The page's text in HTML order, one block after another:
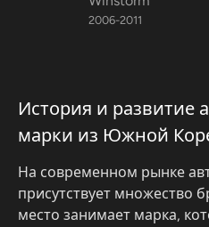
2006-2011
История и развитие
марки из Южной
На современном рынке
присутствует множество
место занимает марка,